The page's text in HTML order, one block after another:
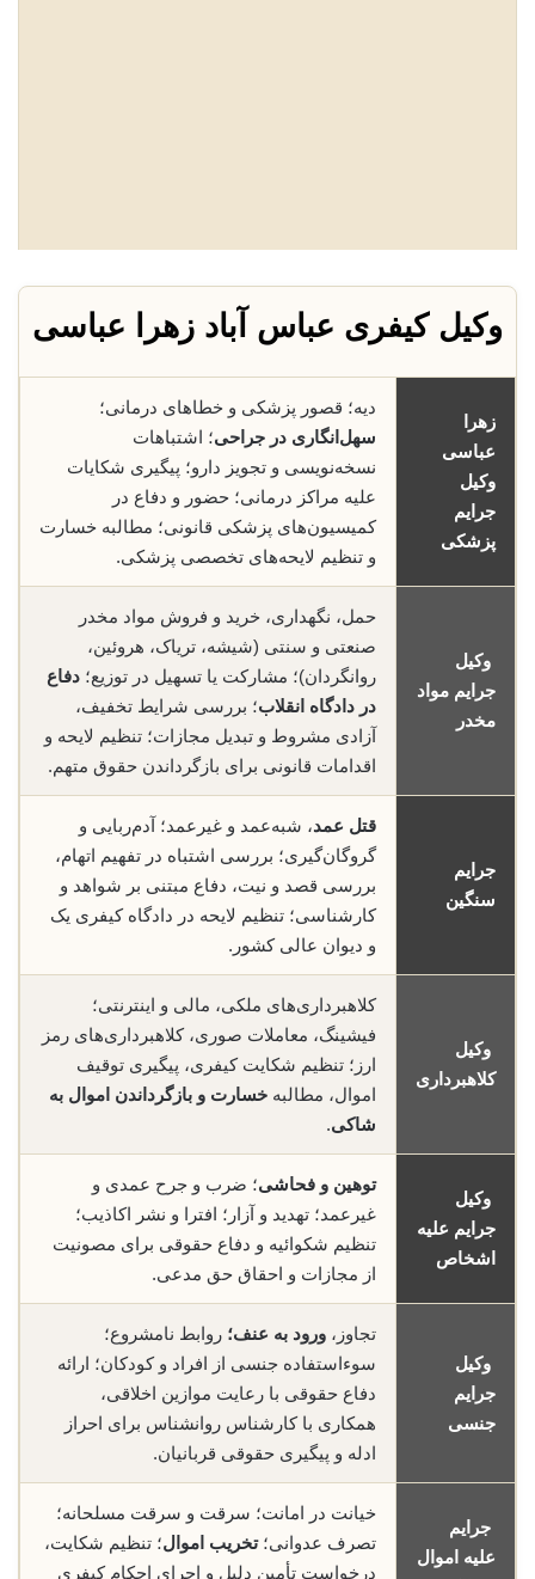
وکیل کیفری عباس آباد زهرا عباسی
زهرا
عباسی
وکیل
جرایم
پزشکی
دیه؛ قصور پزشکی و خطاهای درمانی؛
سهل‌انگاری در جراحی؛ اشتباهات
نسخه‌نویسی و تجویز دارو؛ پیگیری شکایات
علیه مراکز درمانی؛ حضور و دفاع در
کمیسیون‌های پزشکی قانونی؛ مطالبه خسارت
و تنظیم لایحه‌های تخصصی پزشکی.
وکیل
جرایم مواد
مخدر
حمل، نگهداری، خرید و فروش مواد مخدر
صنعتی و سنتی (شیشه، تریاک، هروئین،
روانگردان)؛ مشارکت یا تسهیل در توزیع؛ دفاع
در دادگاه انقلاب؛ بررسی شرایط تخفیف،
آزادی مشروط و تبدیل مجازات؛ تنظیم لایحه و
اقدامات قانونی برای بازگرداندن حقوق متهم.
جرایم
سنگین
قتل عمد، شبه‌عمد و غیرعمد؛ آدم‌ربایی و
گروگان‌گیری؛ بررسی اشتباه در تفهیم اتهام،
بررسی قصد و نیت، دفاع مبتنی بر شواهد و
کارشناسی؛ تنظیم لایحه در دادگاه کیفری یک
و دیوان عالی کشور.
وکیل
کلاهبرداری
کلاهبرداری‌های ملکی، مالی و اینترنتی؛
فیشینگ، معاملات صوری، کلاهبرداری‌های رمز
ارز؛ تنظیم شکایت کیفری، پیگیری توقیف
اموال، مطالبه خسارت و بازگرداندن اموال به
شاکی.
وکیل
جرایم علیه
اشخاص
توهین و فحاشی؛ ضرب و جرح عمدی و
غیرعمد؛ تهدید و آزار؛ افترا و نشر اکاذیب؛
تنظیم شکوائیه و دفاع حقوقی برای مصونیت
از مجازات و احقاق حق مدعی.
وکیل
جرایم
جنسی
تجاوز، ورود به عنف؛ روابط نامشروع؛
سوءاستفاده جنسی از افراد و کودکان؛ ارائه
دفاع حقوقی با رعایت موازین اخلاقی،
همکاری با کارشناس روانشناس برای احراز
ادله و پیگیری حقوقی قربانیان.
جرایم
علیه اموال
خیانت در امانت؛ سرقت و سرقت مسلحانه؛
تصرف عدوانی؛تخریب اموال؛ تنظیم شکایت،
درخواست تأمین دلیل و اجرای احکام کیفری